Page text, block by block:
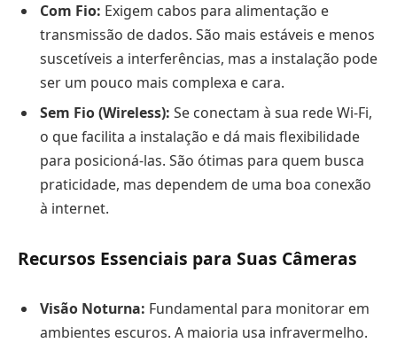
Com Fio: Exigem cabos para alimentação e
transmissão de dados. São mais estáveis e menos
suscetíveis a interferências, mas a instalação pode
ser um pouco mais complexa e cara.
Sem Fio (Wireless): Se conectam à sua rede Wi-Fi,
o que facilita a instalação e dá mais flexibilidade
para posicioná-las. São ótimas para quem busca
praticidade, mas dependem de uma boa conexão
à internet.
Recursos Essenciais para Suas Câmeras
Visão Noturna: Fundamental para monitorar em
ambientes escuros. A maioria usa infravermelho.